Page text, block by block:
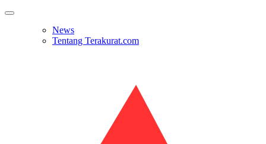
Skip
Off
News
Tentang Terakurat.com